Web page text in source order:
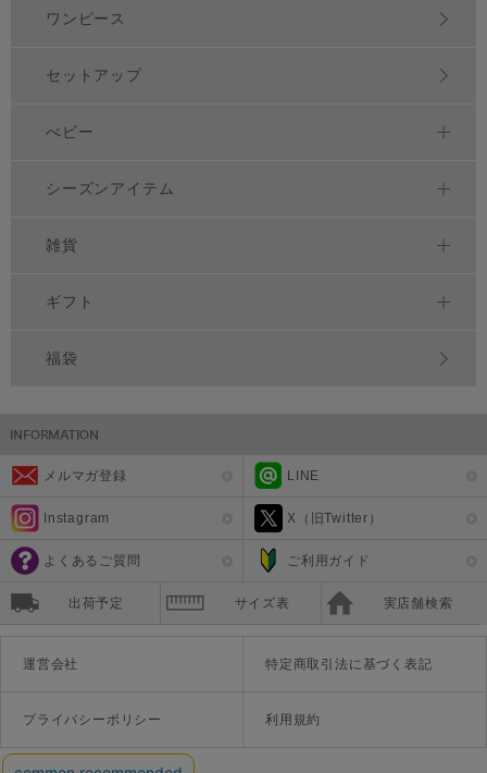
ワンピース
セットアップ
べビー
シーズンアイテム
雑貨
ギフト
福袋
メルマガ登録 LINE
Instagram X（旧Twitter）
よくあるご質問 ご利用ガイド
出荷予定 サイズ表 実店舗検索
運営会社 特定商取引法に基づく表記
プライバシーポリシー 利用規約